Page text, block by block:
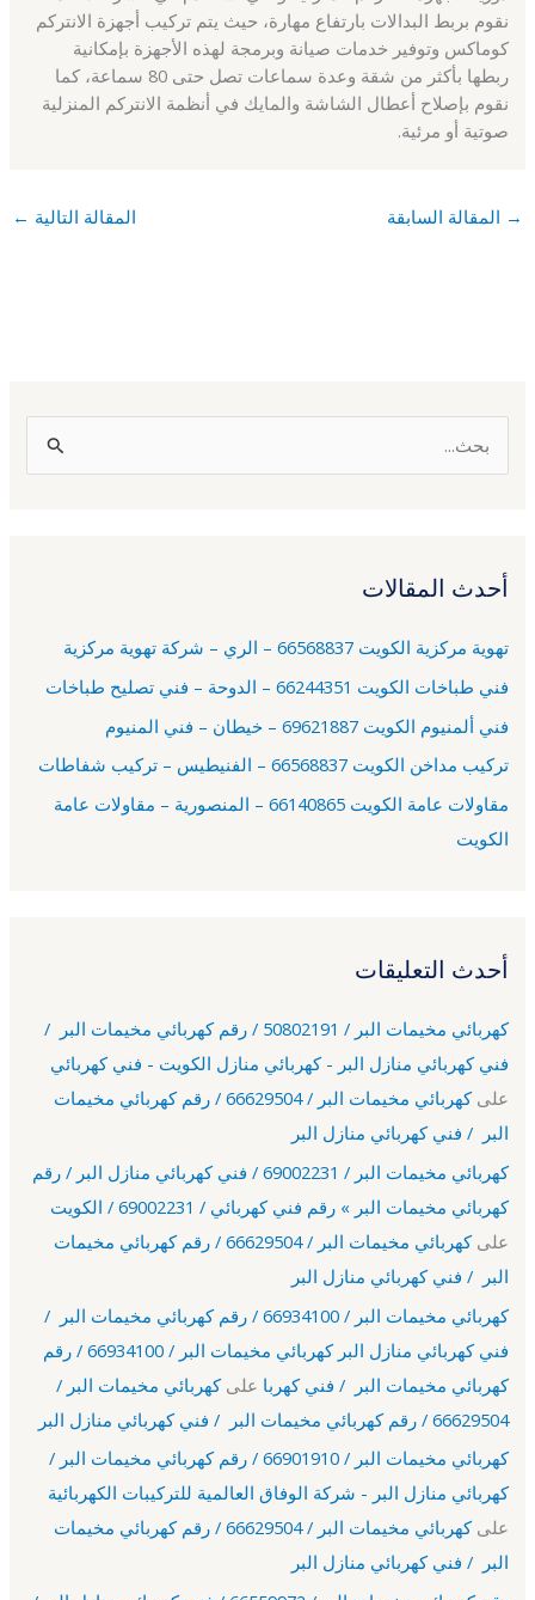
نقوم بربط البدالات بارتفاع مهارة، حيث يتم تركيب أجهزة الانتركم
كوماكس وتوفير خدمات صيانة وبرمجة لهذه الأجهزة بإمكانية
ربطها بأكثر من شقة وعدة سماعات تصل حتى 80 سماعة، كما
نقوم بإصلاح أعطال الشاشة والمايك في أنظمة الانتركم المنزلية
صوتية أو مرئية.
→ المقالة السابقة المقالة التالية ←
ث
ن
:
أحدث المقالات
تهوية مركزية الكويت 66568837 – الري – شركة تهوية مركزية
فني طباخات الكويت 66244351 – الدوحة – فني تصليح طباخات
فني ألمنيوم الكويت 69621887 – خيطان – فني المنيوم
تركيب مداخن الكويت 66568837 – الفنيطيس – تركيب شفاطات
مقاولات عامة الكويت 66140865 – المنصورية – مقاولات عامة
الكويت
أحدث التعليقات
كهربائي مخيمات البر / 50802191 / رقم كهربائي مخيمات البر /
فني كهربائي منازل البر - كهربائي منازل الكويت - فني كهربائي
على
كهربائي مخيمات البر / 66629504 / رقم كهربائي مخيمات
البر / فني كهربائي منازل البر
كهربائي مخيمات البر / 69002231 / فني كهربائي منازل البر / رقم
كهربائي مخيمات البر » رقم فني كهربائي / 69002231 / الكويت
على
كهربائي مخيمات البر / 66629504 / رقم كهربائي مخيمات
البر / فني كهربائي منازل البر
كهربائي مخيمات البر / 66934100 / رقم كهربائي مخيمات البر /
فني كهربائي منازل البر كهربائي مخيمات البر / 66934100 / رقم
كهربائي مخيمات البر / فني كهربا علىكهربائي مخيمات البر /
66629504 / رقم كهربائي مخيمات البر / فني كهربائي منازل البر
كهربائي مخيمات البر / 66901910 / رقم كهربائي مخيمات البر /
كهربائي منازل البر - شركة الوفاق العالمية للتركيبات الكهربائية
على
كهربائي مخيمات البر / 66629504 / رقم كهربائي مخيمات
البر / فني كهربائي منازل البر